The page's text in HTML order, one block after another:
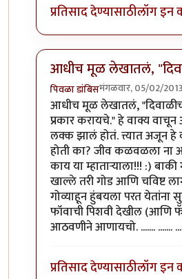
प्रतिसाद देण्यासाठीलॉग इन
आधीच मूळ लेखातलं,
पिवळा डांबिसमंगळवार, 05/02/
In reply toदिवाळीत तर
आधीच मूळ लेखातलं,
प्रकार करायचे." हे वाक्य
लक्क झालं होतं. त्त्यात अजून हे
होती का? जीव कळवळला ना
काय या म्हातार्‍याला!!! :)
खाल्ले तरी गोड आणि चविष्ट
गोव्याहून हुंबयला परत येतांना
फॉवाची पिशवी देखील (आणि
आठवणीने आणायचो. ....... .......
प्रतिसाद देण्यासाठीलॉग इन